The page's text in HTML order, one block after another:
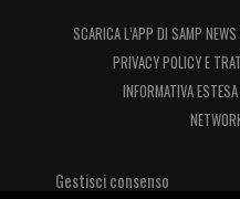
SCARICA L’APP DI SAMP
PRIVACY POLICY E
INFORMATIVA
Gestisci consenso